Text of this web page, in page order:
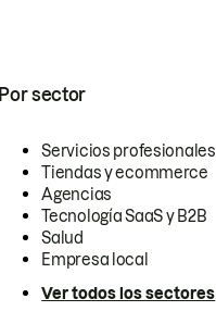
Por sector
Servicios profesionales
Tiendas y ecommerce
Agencias
Tecnología SaaS y B2B
Salud
Empresa local
Ver todos los sectores